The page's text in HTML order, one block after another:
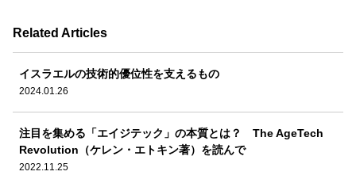
Related Articles
イスラエルの技術的優位性を支えるもの
2024.01.26
注目を集める「エイジテック」の本質とは？ The AgeTech
Revolution（ケレン・エトキン著）を読んで
2022.11.25